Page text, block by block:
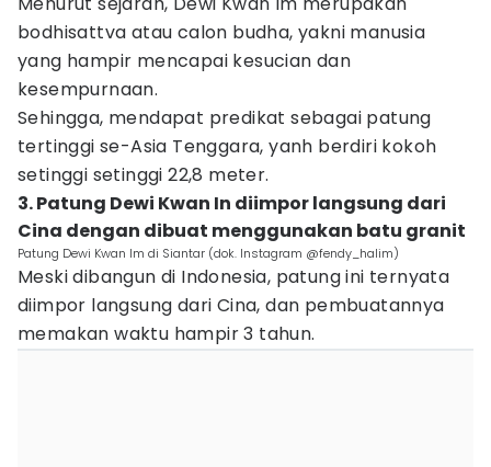
bodhisattva atau calon budha, yakni manusia
yang hampir mencapai kesucian dan
kesempurnaan.
Sehingga, mendapat predikat sebagai patung
tertinggi se-Asia Tenggara, yanh berdiri kokoh
setinggi setinggi 22,8 meter.
3. Patung Dewi Kwan In diimpor langsung dari
Cina dengan dibuat menggunakan batu granit
Patung Dewi Kwan Im di Siantar (dok. Instagram @fendy_halim)
Meski dibangun di Indonesia, patung ini ternyata
diimpor langsung dari Cina, dan pembuatannya
memakan waktu hampir 3 tahun.